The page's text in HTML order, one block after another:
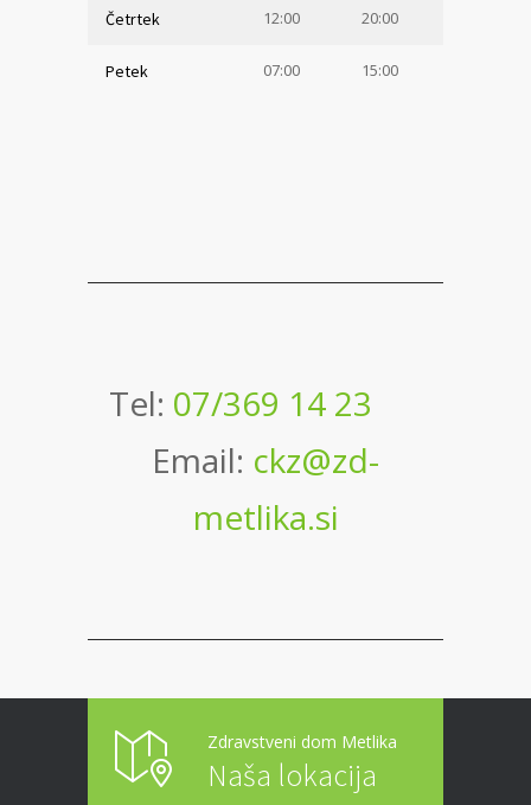
Četrtek 12:00 20:00
Petek 07:00 15:00
Tel: 07/369 14 23
Email: ckz@zd-
metlika.si
Zdravstveni dom Metlika
Naša lokacija